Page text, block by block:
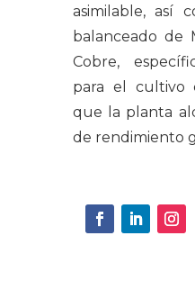
asimilable, así
balanceado de
Cobre,
para el cultivo
que la planta
de rendimiento